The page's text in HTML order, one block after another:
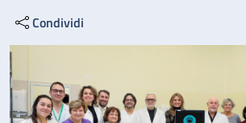
Condividi